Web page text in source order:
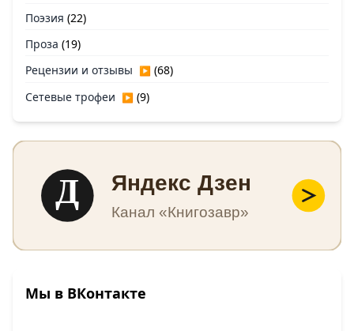
Поэзия (22)
Проза (19)
Рецензии и отзывы ▶ (68)
Сетевые трофеи ▶ (9)
Д Яндекс Дзен
Канал «Книгозавр»
Мы в ВКонтакте